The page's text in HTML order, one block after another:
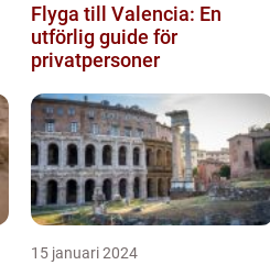
Flyga till Valencia: En
utförlig guide för
privatpersoner
15 januari 2024